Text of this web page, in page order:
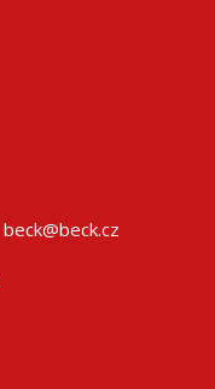
beck@beck.cz